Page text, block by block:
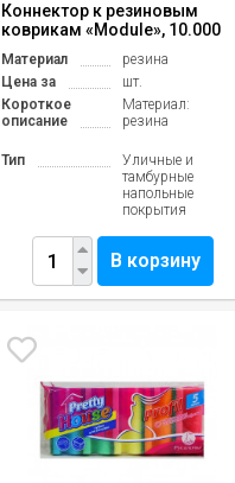
Коннектор к резиновым
коврикам «Module», 10.000
Материал
резина
Цена за
шт.
Короткое
описание
Материал:
резина
Тип
Уличные и
тамбурные
напольные
покрытия
В корзину